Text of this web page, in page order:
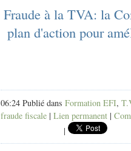
Fraude à la TVA: la
plan d'action pour
06:24 Publié dans Formation EFI,
fraude fiscale | Lien permanent |
|